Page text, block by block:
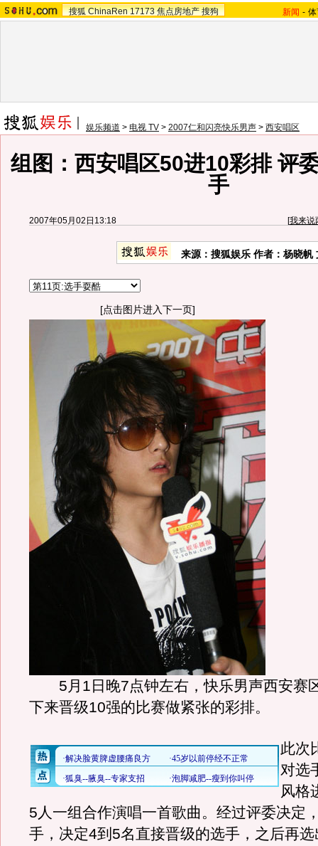
搜狐 ChinaRen 17173 焦点房地产 搜狗 新闻 -
娱乐频道 > 电视 TV > 2007仁和闪亮快乐男声 > 西安唱区
组图：西安唱区50进10彩排 评
手
2007年05月02日13:18 [我来说
来源：搜狐娱乐 作者：杨晓帆
[点击图片进入下一页]
5月1日晚7点钟左右，快乐男声西安赛
下来晋级10强的比赛做紧张的彩排。
此次
对选
风格
5人一组合作演唱一首歌曲。经过评委决定
手，决定4到5名直接晋级的选手，之后再